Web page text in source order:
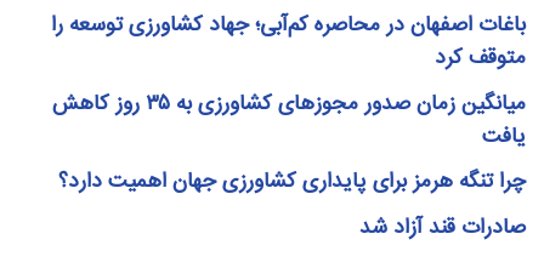
باغات اصفهان در محاصره کم‌آبی؛ جهاد کشاورزی توسعه را
متوقف کرد
میانگین زمان صدور مجوزهای کشاورزی به ۳۵ روز کاهش
یافت
چرا تنگه هرمز برای پایداری کشاورزی جهان اهمیت دارد؟
صادرات قند آزاد شد